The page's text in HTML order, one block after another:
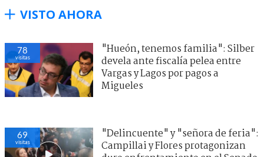
VISTO AHORA
78
visitas
"Hueón, tenemos familia": Silber
devela ante fiscalía pelea entre
Vargas y Lagos por pagos a
Migueles
69
visitas
"Delincuente" y "señora de feria":
Campillai y Flores protagonizan